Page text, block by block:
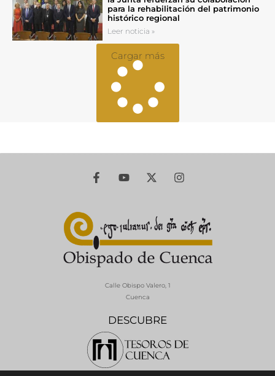
para la rehabilitación del patrimonio
histórico regional
Leer noticia »
Cargar más
DESCUBRE
Calle Obispo Valero, 1
Cuenca